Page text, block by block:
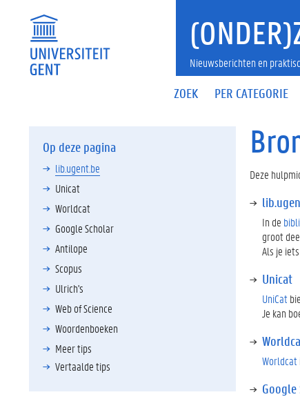
ZOEK PER CATEGORIE
Nieuwsberichten en
Op deze pagina
lib.ugent.be
Unicat
Worldcat
Google Scholar
Antilope
Scopus
Ulrich's
Web of Science
Woordenboeken
Meer tips
Vertaalde tips
Deze
In de
groot
Als je
Unicat
UniCat
Je kan
Worldcat